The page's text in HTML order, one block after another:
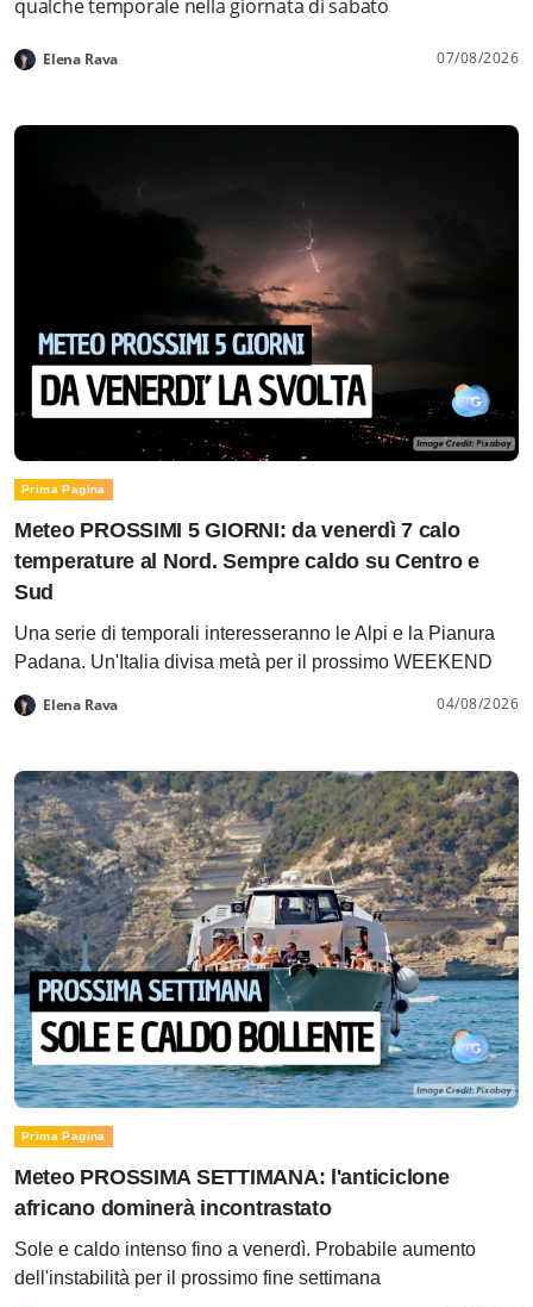
qualche temporale nella giornata di sabato
Elena Rava 07/08/2026
Prima Pagina
Meteo PROSSIMI 5 GIORNI: da venerdì 7 calo
temperature al Nord. Sempre caldo su Centro e
Sud
Una serie di temporali interesseranno le Alpi e la Pianura
Padana. Un'Italia divisa metà per il prossimo WEEKEND
Elena Rava 04/08/2026
Prima Pagina
Meteo PROSSIMA SETTIMANA: l'anticiclone
africano dominerà incontrastato
Sole e caldo intenso fino a venerdì. Probabile aumento
dell'instabilità per il prossimo fine settimana